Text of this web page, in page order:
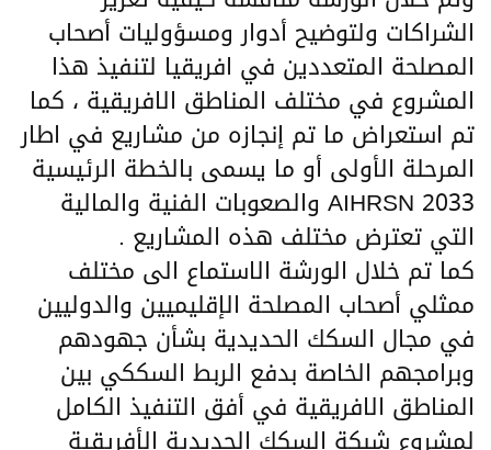
الشراكات ولتوضيح أدوار ومسؤوليات أصحاب
المصلحة المتعددين في افريقيا لتنفيذ هذا
المشروع في مختلف المناطق الافريقية ، كما
تم استعراض ما تم إنجازه من مشاريع في اطار
المرحلة الأولى أو ما يسمى بالخطة الرئيسية
2033 AIHRSN والصعوبات الفنية والمالية
التي تعترض مختلف هذه المشاريع .
كما تم خلال الورشة الاستماع الى مختلف
ممثلي أصحاب المصلحة الإقليميين والدوليين
في مجال السكك الحديدية بشأن جهودهم
وبرامجهم الخاصة بدفع الربط السككي بين
المناطق الافريقية في أفق التنفيذ الكامل